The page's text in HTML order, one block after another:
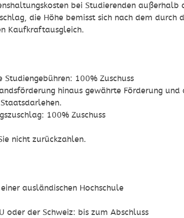
bei Studierenden außerhalb
die Höhe bemisst sich nach dem
Kaufkraftausgleich.
Studiengebühren: 100% Zuschuss
hinaus gewährte Förderung und
100% Zuschuss
nicht zurückzahlen.
ausländischen Hochschule
oder der Schweiz: bis zum Abschluss